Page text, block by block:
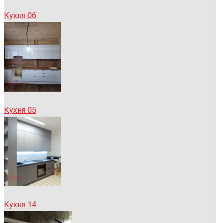
Кухня 06
Кухня 05
Кухня 14